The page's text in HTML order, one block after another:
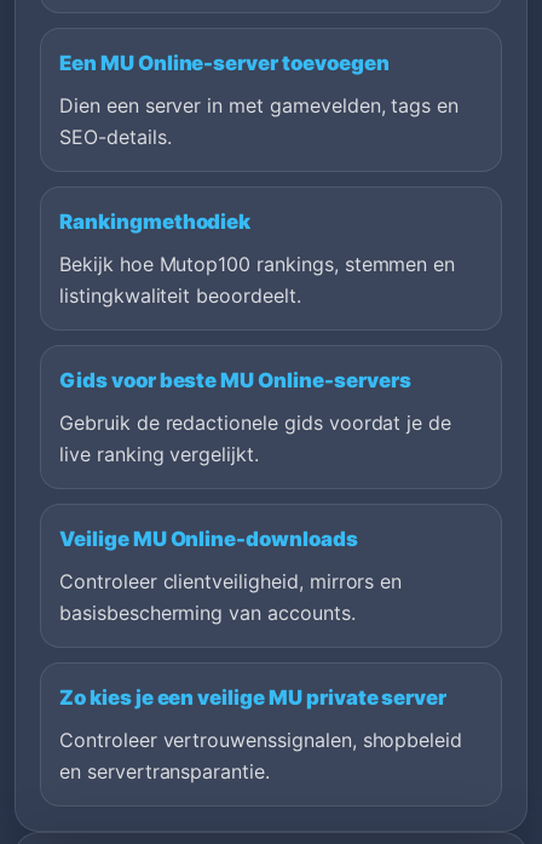
Een MU Online-server toevoegen
Dien een server in met gamevelden, tags en
SEO-details.
Rankingmethodiek
Bekijk hoe Mutop100 rankings, stemmen en
listingkwaliteit beoordeelt.
Gids voor beste MU Online-servers
Gebruik de redactionele gids voordat je de
live ranking vergelijkt.
Veilige MU Online-downloads
Controleer clientveiligheid, mirrors en
basisbescherming van accounts.
Zo kies je een veilige MU private server
Controleer vertrouwenssignalen, shopbeleid
en servertransparantie.